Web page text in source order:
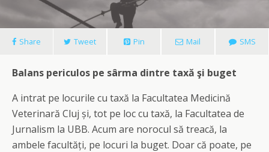
Share Tweet Pin Mail SMS
Balans periculos pe sârma dintre taxă şi buget
A intrat pe locurile cu taxă la Facultatea Medicină
Veterinară Cluj și, tot pe loc cu taxă, la Facultatea de
Jurnalism la UBB. Acum are norocul să treacă, la
ambele facultăți, pe locuri la buget. Doar că poate, pe